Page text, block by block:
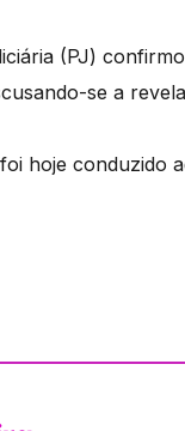
(PJ)
se a
hoje conduzido